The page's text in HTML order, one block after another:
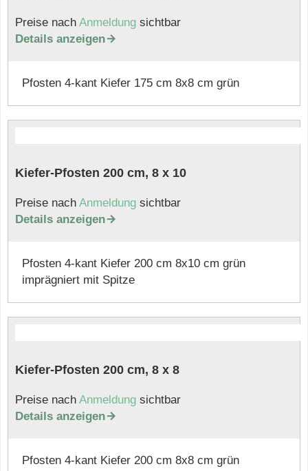
Preise nach Anmeldung sichtbar
Details anzeigen
Pfosten 4-kant Kiefer 175 cm 8x8 cm grün
Kiefer-Pfosten 200 cm, 8 x 10
Preise nach Anmeldung sichtbar
Details anzeigen
Pfosten 4-kant Kiefer 200 cm 8x10 cm grün
imprägniert mit Spitze
Kiefer-Pfosten 200 cm, 8 x 8
Preise nach Anmeldung sichtbar
Details anzeigen
Pfosten 4-kant Kiefer 200 cm 8x8 cm grün